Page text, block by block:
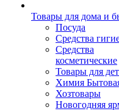
Товары для дома и
Посуда
Средства
Средства
косметические
Товары для
Химия
Хозтовары
Новогодняя